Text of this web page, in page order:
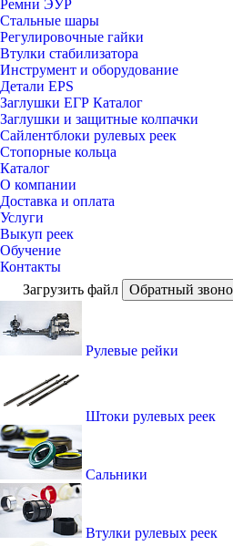
Ремни ЭУР
Стальные шары
Регулировочные гайки
Втулки стабилизатора
Инструмент и оборудование
Детали EPS
Заглушки ЕГР Каталог
Заглушки и защитные колпачки
Сайлентблоки рулевых реек
Стопорные кольца
Каталог
О компании
Доставка и оплата
Услуги
Выкуп реек
Обучение
Контакты
Загрузить файл
Обратный
Рулевые рейки
Штоки рулевых реек
Сальники
Втулки рулевых реек